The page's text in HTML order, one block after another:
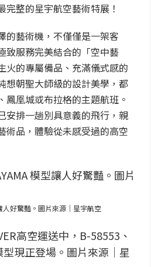
完整的星宇航空藝術特展！
的藝術機，不僅僅是一架客
致服務完美結合的「空中藝
火的專屬備品、充滿儀式感的
想朝聖大師級的設計美學，都
鳳凰城或布拉格的主題航班。
安排一趟別具意義的飛行，親
術品，體驗從未感受過的高空
人好驚豔。圖片來源｜星宇航空